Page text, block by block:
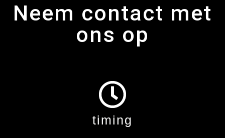
Neem contact met
ons op
timing